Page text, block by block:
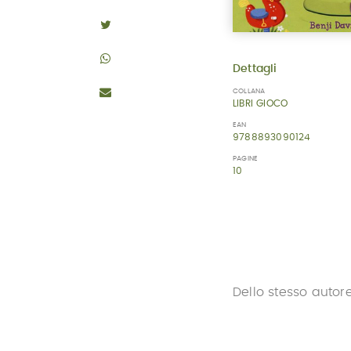
Dettagli
COLLANA
LIBRI GIOCO
EAN
9788893090124
PAGINE
10
Dello stesso